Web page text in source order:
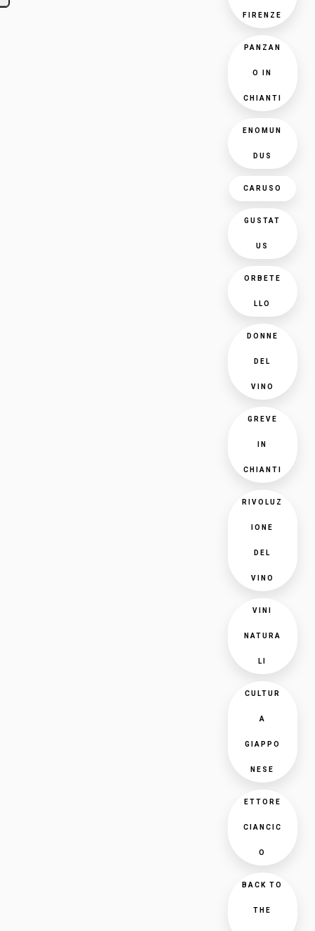
FIRENZE
PANZAN
O IN
CHIANTI
ENOMUN
DUS
CARUSO
GUSTAT
US
ORBETE
LLO
DONNE
DEL
VINO
GREVE
IN
CHIANTI
RIVOLUZ
IONE
DEL
VINO
VINI
NATURA
LI
CULTUR
A
GIAPPO
NESE
ETTORE
CIANCIC
O
BACK TO
THE